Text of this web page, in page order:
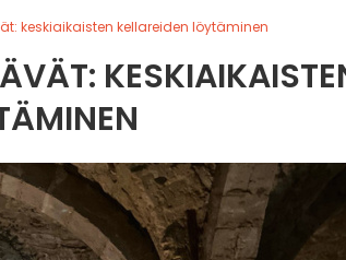
keskiaikaisten kellareiden löytäminen